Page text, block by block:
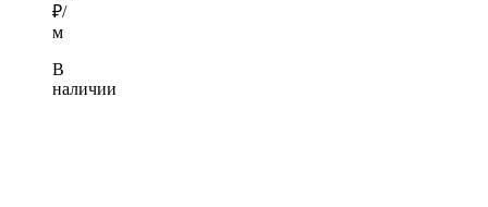
₽/
м
В
наличии